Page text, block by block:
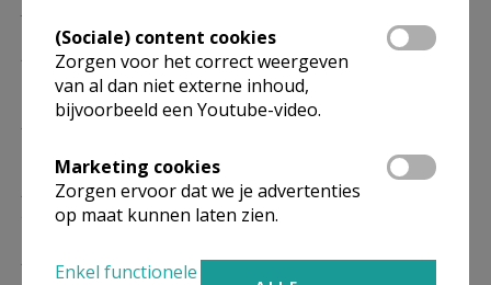
10.00 Eucharistie
10.00 Eucharistie
21/02
10.00 Eucharistie
28/02
Eucharistie
(Sociale) content cookies
Zorgen voor het correct weergeven
van al dan niet externe inhoud,
bijvoorbeeld een Youtube-video.
Marketing cookies
Zorgen ervoor dat we je advertenties
op maat kunnen laten zien.
Enkel functionele